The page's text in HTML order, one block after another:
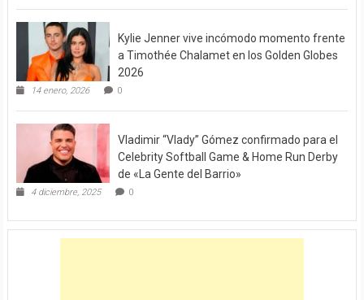
Kylie Jenner vive incómodo momento frente
a Timothée Chalamet en los Golden Globes
2026
14 enero, 2026 0
Vladimir “Vlady” Gómez confirmado para el
Celebrity Softball Game & Home Run Derby
de «La Gente del Barrio»
4 diciembre, 2025 0